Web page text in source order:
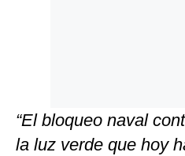
“El bloqueo naval
la luz verde que hoy